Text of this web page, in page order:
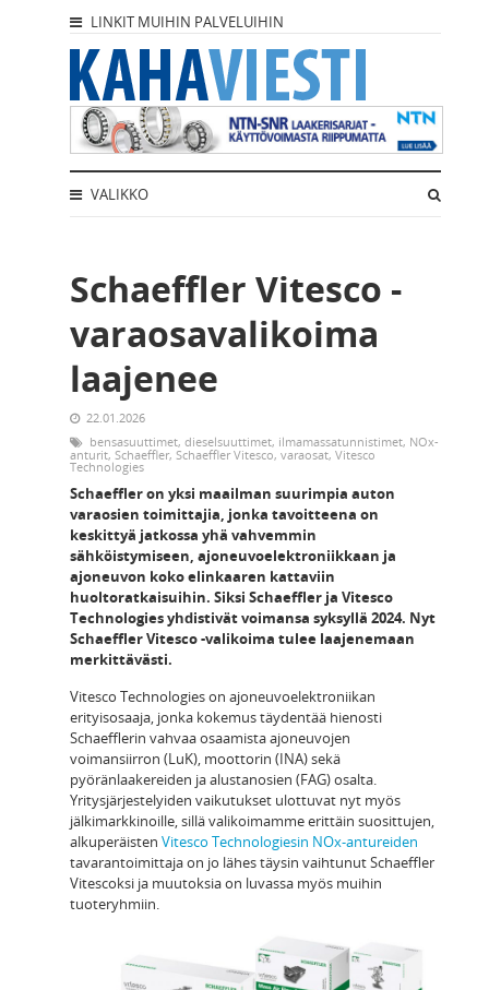
LINKIT MUIHIN PALVELUIHIN
VALIKKO
Schaeffler Vitesco -
varaosavalikoima
laajenee
22.01.2026
bensasuuttimet, dieselsuuttimet, ilmamassatunnistimet, NOx-
anturit, Schaeffler, Schaeffler Vitesco, varaosat, Vitesco
Technologies
Schaeffler on yksi maailman suurimpia auton
varaosien toimittajia, jonka tavoitteena on
keskittyä jatkossa yhä vahvemmin
sähköistymiseen, ajoneuvoelektroniikkaan ja
ajoneuvon koko elinkaaren kattaviin
huoltoratkaisuihin. Siksi Schaeffler ja Vitesco
Technologies yhdistivät voimansa syksyllä 2024. Nyt
Schaeffler Vitesco -valikoima tulee laajenemaan
merkittävästi.
Vitesco Technologies on ajoneuvoelektroniikan
erityisosaaja, jonka kokemus täydentää hienosti
Schaefflerin vahvaa osaamista ajoneuvojen
voimansiirron (LuK), moottorin (INA) sekä
pyöränlaakereiden ja alustanosien (FAG) osalta.
Yritysjärjestelyiden vaikutukset ulottuvat nyt myös
jälkimarkkinoille, sillä valikoimamme erittäin suosittujen,
alkuperäisten Vitesco Technologiesin NOx-antureiden
tavarantoimittaja on jo lähes täysin vaihtunut Schaeffler
Vitescoksi ja muutoksia on luvassa myös muihin
tuoteryhmiin.